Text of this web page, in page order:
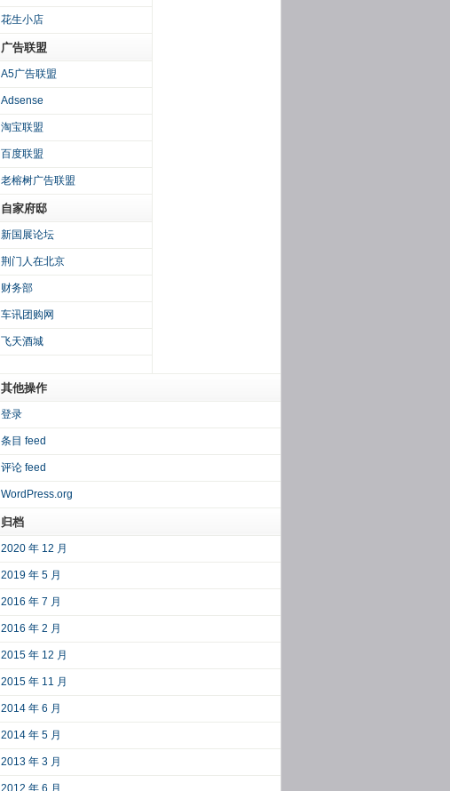
花生小店
广告联盟
A5广告联盟
Adsense
淘宝联盟
百度联盟
老榕树广告联盟
自家府邸
新国展论坛
荆门人在北京
财务部
车讯团购网
飞天酒城
其他操作
登录
条目 feed
评论 feed
WordPress.org
归档
2020 年 12 月
2019 年 5 月
2016 年 7 月
2016 年 2 月
2015 年 12 月
2015 年 11 月
2014 年 6 月
2014 年 5 月
2013 年 3 月
2012 年 6 月